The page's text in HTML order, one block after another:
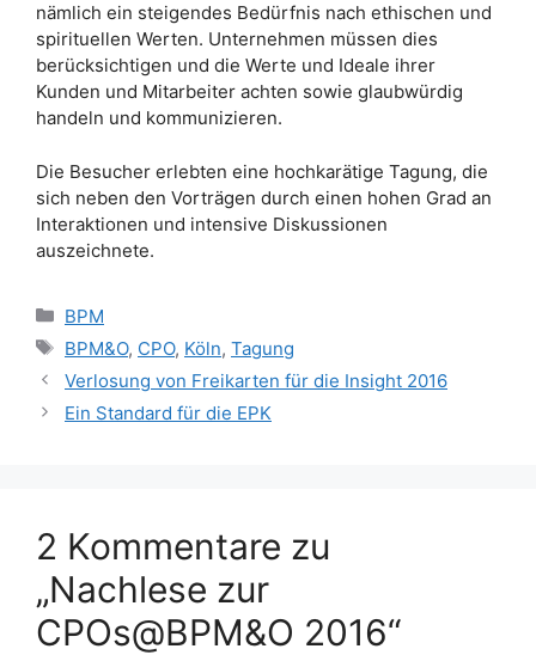
nämlich ein steigendes Bedürfnis nach ethischen und
spirituellen Werten. Unternehmen müssen dies
berücksichtigen und die Werte und Ideale ihrer
Kunden und Mitarbeiter achten sowie glaubwürdig
handeln und kommunizieren.
Die Besucher erlebten eine hochkarätige Tagung, die
sich neben den Vorträgen durch einen hohen Grad an
Interaktionen und intensive Diskussionen
auszeichnete.
Kategorien
BPM
Schlagwörter
BPM&O, CPO, Köln, Tagung
Verlosung von Freikarten für die Insight 2016
Ein Standard für die EPK
2 Kommentare zu
„Nachlese zur
CPOs@BPM&O 2016“